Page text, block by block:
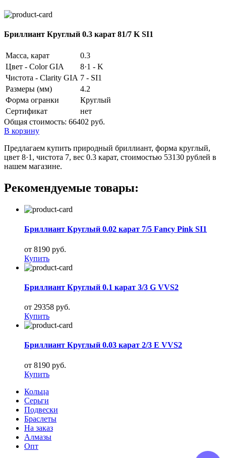
Бриллиант Круглый 0.3 карат 81/7 K SI1
Масса, карат
0.3
Цвет - Color GIA
8·1 - K
Чистота - Clarity GIA 7 - SI1
Размеры (мм)
4.2
Форма огранки
Круглый
Сертификат
нет
Общая стоимость: 66402 руб.
В корзину
Предлагаем купить природный бриллиант, форма круглый,
цвет 8·1, чистота 7, вес 0.3 карат, стоимостью 53130 рублей в
нашем магазине.
Рекомендуемые товары:
Бриллиант Круглый 0.02 карат 7/5 Fancy Pink SI1
от 8190 руб.
Купить
Бриллиант Круглый 0.1 карат 3/3 G VVS2
от 29358 руб.
Купить
Бриллиант Круглый 0.03 карат 2/3 E VVS2
от 8190 руб.
Купить
Кольца
Серьги
Подвески
Браслеты
На заказ
Алмазы
Опт